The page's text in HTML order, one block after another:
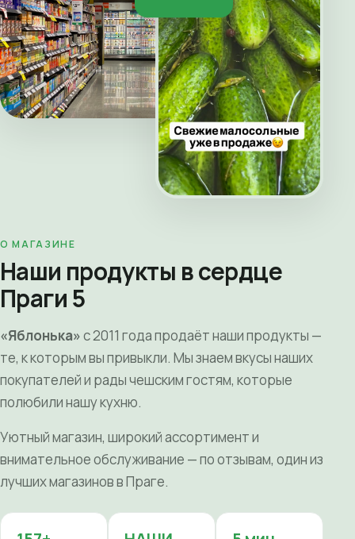
О МАГАЗИНЕ
Наши продукты в сердце
Праги 5
«Яблонька»с 2011 года продаёт наши продукты —
те, к которым вы привыкли. Мы знаем вкусы наших
покупателей и рады чешским гостям, которые
полюбили нашу кухню.
Уютный магазин, широкий ассортимент и
внимательное обслуживание — по отзывам, один из
лучших магазинов в Праге.